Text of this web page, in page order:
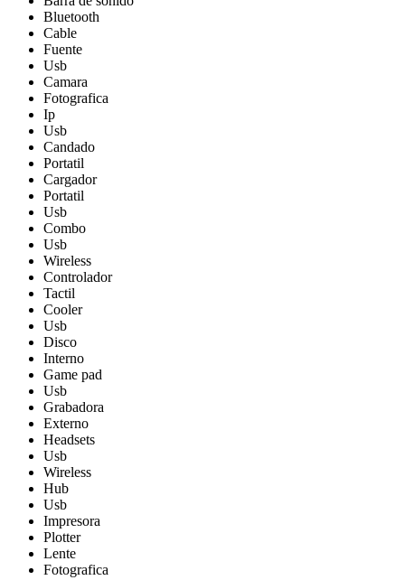
Bluetooth
Cable
Fuente
Usb
Camara
Fotografica
Ip
Usb
Candado
Portatil
Cargador
Portatil
Usb
Combo
Usb
Wireless
Controlador
Tactil
Cooler
Usb
Disco
Interno
Game pad
Usb
Grabadora
Externo
Headsets
Usb
Wireless
Hub
Usb
Impresora
Plotter
Lente
Fotografica